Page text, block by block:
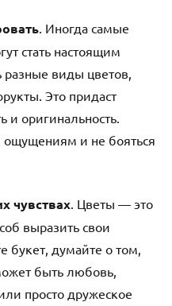
. Иногда самые
стать настоящим
виды цветов,
Это придаст
и оригинальность.
ощущениям и не бояться
чувствах . Цветы — это
выразить свои
букет, думайте о том,
быть любовь,
просто дружеское